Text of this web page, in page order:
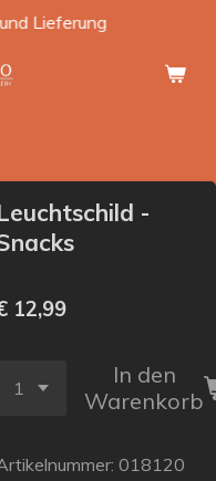
Lieferung
-
12,99
In den
Warenkorb
018120